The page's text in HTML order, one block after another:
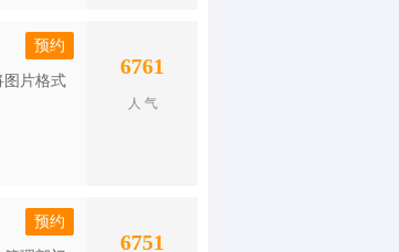
图片格式
预约
6761
人 气
预约
6751